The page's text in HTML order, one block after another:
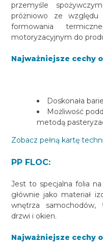
przemyśle
próżniowo ze względu
formowania
motoryzacyjnym do
Najważniejsze cechy
Doskonała
Możliwość
metodą
Zobacz pełną kartę
PP FLOC:
Jest to specjalna folia
głównie jako materiał
wnętrza samochodów,
drzwi i okien.
Najważniejsze cechy